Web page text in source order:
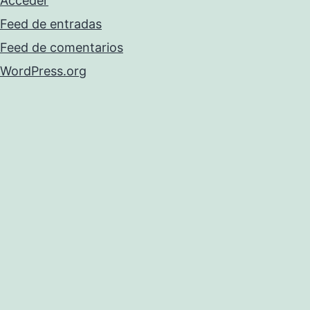
Feed de entradas
Feed de comentarios
WordPress.org